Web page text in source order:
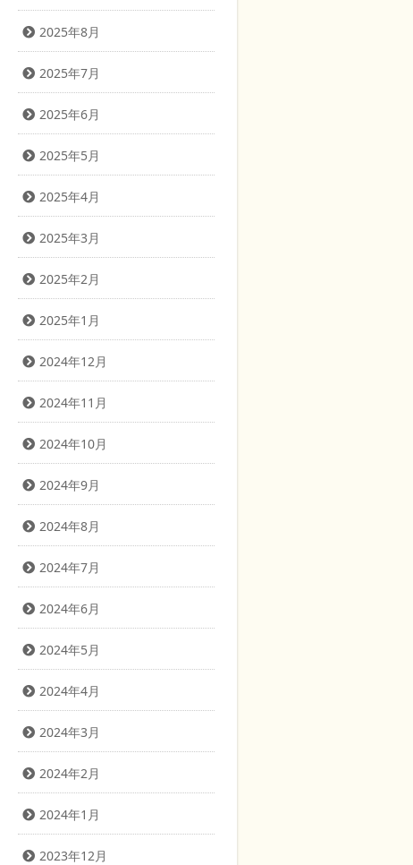
2025年8月
2025年7月
2025年6月
2025年5月
2025年4月
2025年3月
2025年2月
2025年1月
2024年12月
2024年11月
2024年10月
2024年9月
2024年8月
2024年7月
2024年6月
2024年5月
2024年4月
2024年3月
2024年2月
2024年1月
2023年12月